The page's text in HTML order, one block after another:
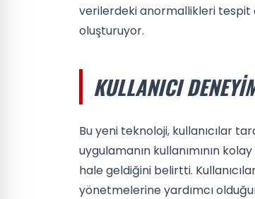
verilerdeki anormallikleri tespit
oluşturuyor.
KULLANICI
Bu yeni teknoloji, kullanıcılar
uygulamanın kullanımının
hale geldiğini belirtti.
yönetmelerine yardımcı